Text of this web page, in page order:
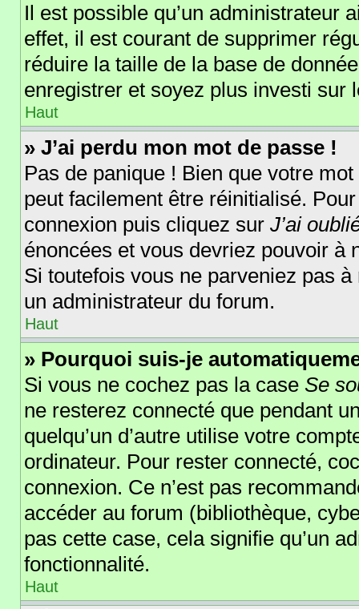
Il est possible qu’un administrateur
effet, il est courant de supprimer
réduire la taille de la base de
enregistrer et soyez plus investi sur
Haut
» J’ai perdu mon mot de passe !
Pas de panique ! Bien que votre
peut facilement être réinitialisé.
connexion puis cliquez sur J’ai
énoncées et vous devriez pouvoir à
Si toutefois vous ne parveniez pas
un administrateur du forum.
Haut
» Pourquoi suis-je
Si vous ne cochez pas la case Se
ne resterez connecté que pendant
quelqu’un d’autre utilise votre
ordinateur. Pour rester connecté,
connexion. Ce n’est pas
accéder au forum (bibliothèque,
pas cette case, cela signifie qu’un
fonctionnalité.
Haut